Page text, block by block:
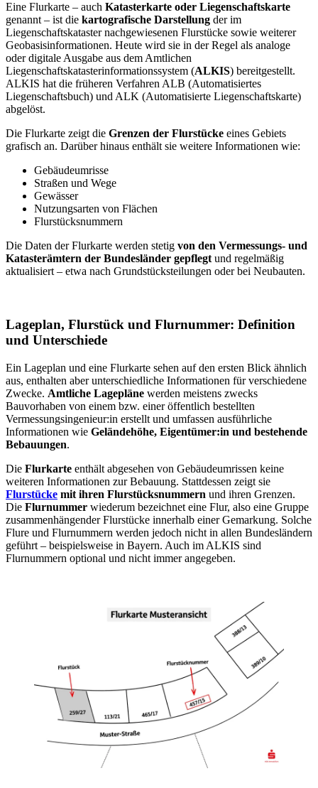
Eine Flurkarte – auch Katasterkarte oder Liegenschaftskarte
genannt – ist die kartografische Darstellung der im
Liegenschaftskataster nachgewiesenen Flurstücke sowie weiterer
Geobasisinformationen. Heute wird sie in der Regel als analoge
oder digitale Ausgabe aus dem Amtlichen
Liegenschaftskatasterinformationssystem (ALKIS) bereitgestellt.
ALKIS hat die früheren Verfahren ALB (Automatisiertes
Liegenschaftsbuch) und ALK (Automatisierte Liegenschaftskarte)
abgelöst.
Die Flurkarte zeigt die Grenzen der Flurstücke eines Gebiets
grafisch an. Darüber hinaus enthält sie weitere Informationen wie:
Gebäudeumrisse
Straßen und Wege
Gewässer
Nutzungsarten von Flächen
Flurstücksnummern
Die Daten der Flurkarte werden stetig von den Vermessungs- und
Katasterämtern der Bundesländer gepflegt und regelmäßig
aktualisiert – etwa nach Grundstücksteilungen oder bei Neubauten.
Lageplan, Flurstück und Flurnummer: Definition
und Unterschiede
Ein Lageplan und eine Flurkarte sehen auf den ersten Blick ähnlich
aus, enthalten aber unterschiedliche Informationen für verschiedene
Zwecke. Amtliche Lagepläne werden meistens zwecks
Bauvorhaben von einem bzw. einer öffentlich bestellten
Vermessungsingenieur:in erstellt und umfassen ausführliche
Informationen wie Geländehöhe, Eigentümer:in und bestehende
Bebauungen.
Die Flurkarte enthält abgesehen von Gebäudeumrissen keine
weiteren Informationen zur Bebauung. Stattdessen zeigt sie
Flurstücke mit ihren Flurstücksnummern und ihren Grenzen.
Die Flurnummer wiederum bezeichnet eine Flur, also eine Gruppe
zusammenhängender Flurstücke innerhalb einer Gemarkung. Solche
Flure und Flurnummern werden jedoch nicht in allen Bundesländern
geführt – beispielsweise in Bayern. Auch im ALKIS sind
Flurnummern optional und nicht immer angegeben.